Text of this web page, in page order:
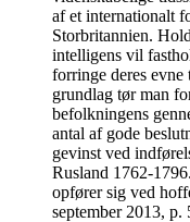
af et internationalt
Storbritannien.
intelligens vil
forringe deres evne
grundlag tør man
befolkningens
antal af gode
gevinst ved
Rusland 1762-
opfører sig ved
september 2013,